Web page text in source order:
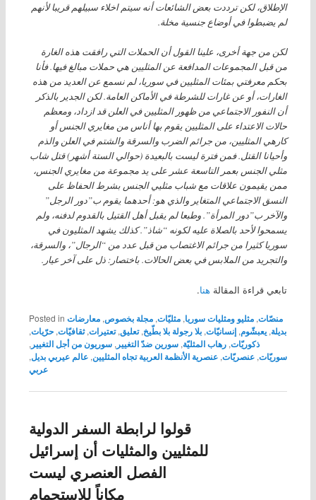
الإطلاق، لكن ترددت بعض الشائعات أنه سيتم اخلاء سبيلهم قريبا لأنهم
لم يضبطوا في أوضاع جنسية مخلة.
لكن من جهة أخرى، علينا القول أن الحملات التي رافقت هذه الغارة
من قبل المجموعات المدافعة عن المثليين هي حملات مبالغ فيها. فأنا
بحكم معرفتي بمئات المثليين في سوريا، لم نسمع عن العديد من هذه
الغارات، أو عن غارات للشرطة في الأماكن العامة. لكن الجدير بالذكر
أن النفور الاجتماعي من ظهور المثليين في العلن قد ازداد، ومعظم
حالات الاعتداء على المثليين يقوم بها أناس من مغايري الجنس أو
كارهي المثليين، من جرائم الضرب والسرقة والشتم في العلن والذم
وأحيانا القتل. فمن فترة ليست بالبعيدة (حوالي الستة أشهر) قتل شاب
مثلي الجنس بعمر التاسعة عشر على يد مجموعة من مغايري الجنس،
ممن يقيمون علاقات مع شباب مثليي الجنس بشرط الحفاظ على
النسق الاجتماعي المتغاير والذي هو: أحدهما يقوم ب”دور الرجل”
والآخر ب”دور المرأة”. وطبعا لم يقبل أهل القتيل بالقدوم لدفنه، ولم
يسمحوا لأحد بالصلاة عليه لكونه “شاذ”. كذلك يشهد المثليون في
سوريا كثيرا من جرائم الاغتصاب من قبل عدد من “الرجال”، والسرقة،
والتجريد من الملابس في بعض الحالات. باختصار: ذل على آخر عيار.
تابعي قراءة المقالة هنا.
Posted in منصّات,مثليو ومثليات سوريا,مثليّات,مجلة بخصوص,معارضات
بديلة,يعبشّوم,إنسانيّات,بلا رجولة بلا بطّيخ,تعليق,تعتيرات,ثقافيّات,حرّيات,
ذكوريّات,رهاب المثليّة,سورين ضدّ التغيير,سوريون من أجل التغيير,
سوريّات,عنصريّات,عنصرية الأنظمة العربية تجاه المثليين,عالم عيربي بديل,
عربي
قولوا لرابطة السفر الدولية
للمثليين والمثليات أن إسرائيل
الفصل العنصري ليست
مكاناً للاستجمام